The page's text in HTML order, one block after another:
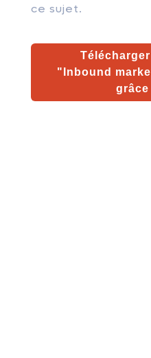
ce sujet.
"Inbound